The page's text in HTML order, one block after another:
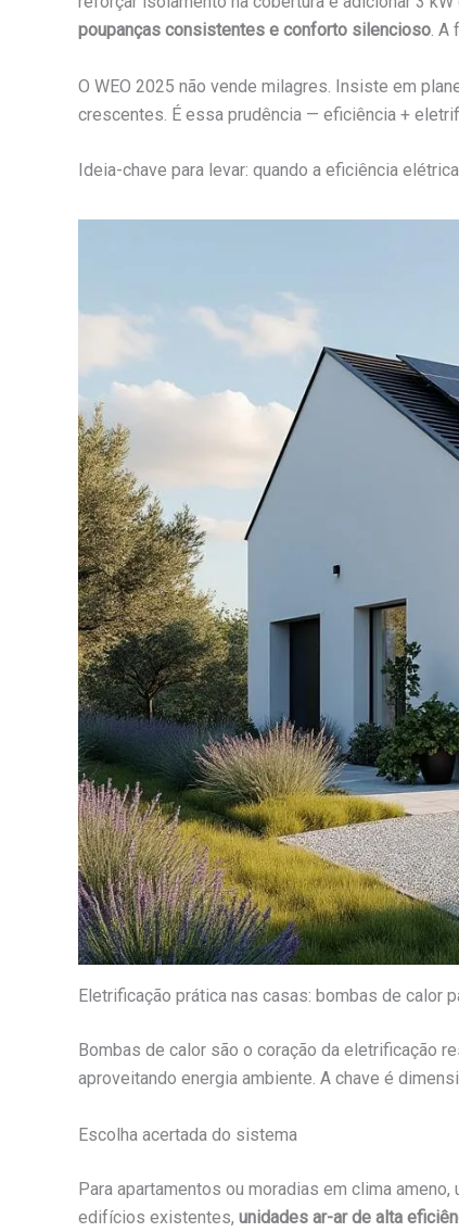
poupanças consistentes e conforto silencioso. A
O WEO 2025 não vende milagres. Insiste em
crescentes. É essa prudência — eficiência +
Ideia-chave para levar: quando a eficiência
Eletrificação prática nas casas: bombas de calor
Bombas de calor são o coração da eletrificação
aproveitando energia ambiente. A chave é
Escolha acertada do sistema
Para apartamentos ou moradias em clima
edifícios existentes, unidades ar-ar de alta